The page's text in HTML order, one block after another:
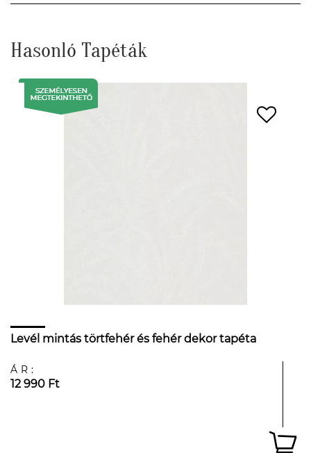
Hasonló Tapéták
Levél mintás törtfehér és fehér dekor tapéta
ÁR:
12 990 Ft